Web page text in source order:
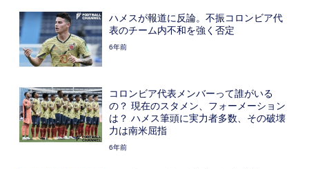
ハメスが報道に反論。不振コロンビア代
表のチーム内不和を強く否定
6年前
コロンビア代表メンバーって誰がいる
の？ 現在のスタメン、フォーメーション
は？ ハメス筆頭に実力者多数、その破壊
力は南米屈指
6年前